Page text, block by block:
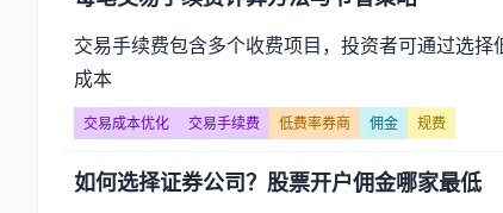
交易手续费包含多个收费项目，投资者可通过选
成本
交易成本优化 交易手续费 低费率券商 佣金 规费
如何选择证券公司？股票开户佣金哪家最低